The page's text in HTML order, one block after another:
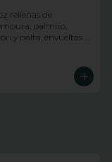
rellenas de
palmito,
y palta, envueltas